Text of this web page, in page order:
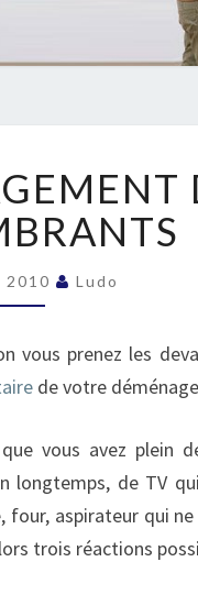
DÉMÉNAGEMENT
DES
ENCOMBRANTS
2010 Ludo
vous prenez les
de votre
vous avez plein
longtemps, de TV
four, aspirateur qui
trois réactions